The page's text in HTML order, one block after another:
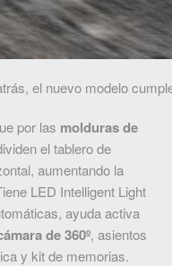
el nuevo modelo
por las molduras de
el tablero de
aumentando la
LED Intelligent Light
ayuda activa
de 360º, asientos
y kit de memorias.